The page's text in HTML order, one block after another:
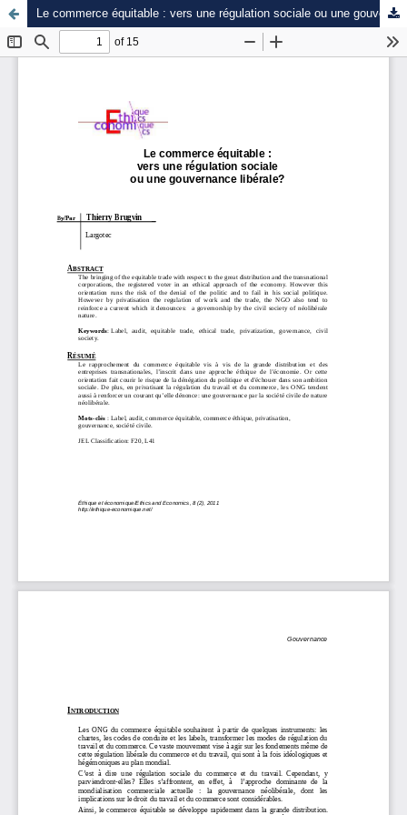
Le commerce équitable : vers une régulation sociale ou une gouvernance libérale?